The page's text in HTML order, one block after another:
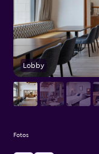
Lobby
Fotos